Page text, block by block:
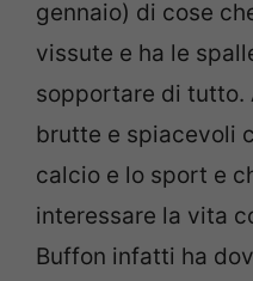
gennaio) di cose
vissute e ha le
sopportare di tutto.
brutte e spiacevoli
calcio e lo sport e
interessare la vita
Buffon infatti ha